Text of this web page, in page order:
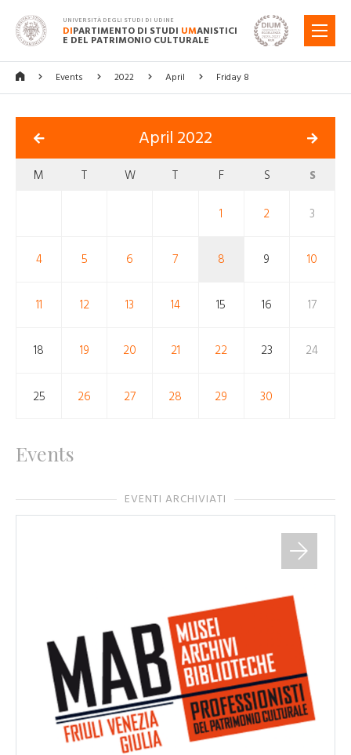
UNIVERSITÀ DEGLI STUDI DI UDINE
DIPARTIMENTO DI STUDI UMANISTICI
E DEL PATRIMONIO CULTURALE
MENU
Events 2022 April Friday 8
April 2022
M T W T F S S
1 2 3
4 5 6 7 8 9 10
11 12 13 14 15 16 17
18 19 20 21 22 23 24
25 26 27 28 29 30
Events
EVENTI ARCHIVIATI